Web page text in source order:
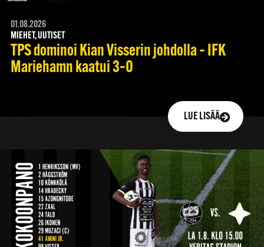
01.08.2026
MIEHET, UUTISET
TPS dominoi Kian Visserin johdolla – IFK
Mariehamn kaatui 3–0
LUE LISÄÄ